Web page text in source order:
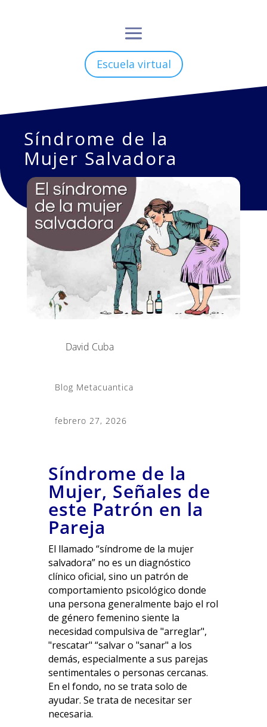
Escuela virtual
Síndrome de la
Mujer Salvadora
David Cuba
Blog Metacuantica
febrero 27, 2026
Síndrome de la
Mujer, Señales de
este Patrón en la
Pareja
El llamado “síndrome de la mujer
salvadora” no es un diagnóstico
clínico oficial, sino un patrón de
comportamiento psicológico donde
una persona generalmente bajo el rol
de género femenino siente la
necesidad compulsiva de "arreglar",
"rescatar" “salvar o "sanar" a los
demás, especialmente a sus parejas
sentimentales o personas cercanas.
En el fondo, no se trata solo de
ayudar. Se trata de necesitar ser
necesaria.